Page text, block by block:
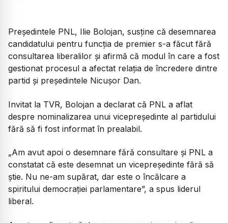
Președintele PNL, Ilie Bolojan, susține că desemnarea
candidatului pentru funcția de premier s-a făcut fără
consultarea liberalilor și afirmă că modul în care a fost
gestionat procesul a afectat relația de încredere dintre
partid și președintele Nicușor Dan.
Invitat la TVR, Bolojan a declarat că PNL a aflat
despre nominalizarea unui vicepreședinte al partidului
fără să fi fost informat în prealabil.
„Am avut apoi o desemnare fără consultare și PNL a
constatat că este desemnat un vicepreședinte fără să
știe. Nu ne-am supărat, dar este o încălcare a
spiritului democrației parlamentare”, a spus liderul
liberal.